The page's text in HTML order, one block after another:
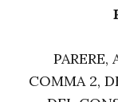
PARERE,
COMMA 2,